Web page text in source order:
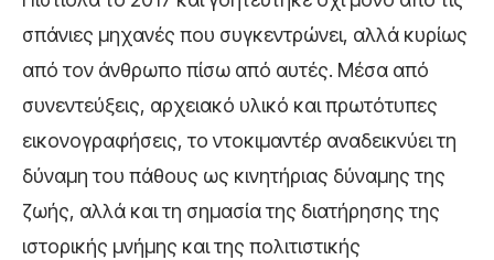
σπάνιες μηχανές που συγκεντρώνει, αλλά κυρίως
από τον άνθρωπο πίσω από αυτές. Μέσα από
συνεντεύξεις, αρχειακό υλικό και πρωτότυπες
εικονογραφήσεις, το ντοκιμαντέρ αναδεικνύει τη
δύναμη του πάθους ως κινητήριας δύναμης της
ζωής, αλλά και τη σημασία της διατήρησης της
ιστορικής μνήμης και της πολιτιστικής